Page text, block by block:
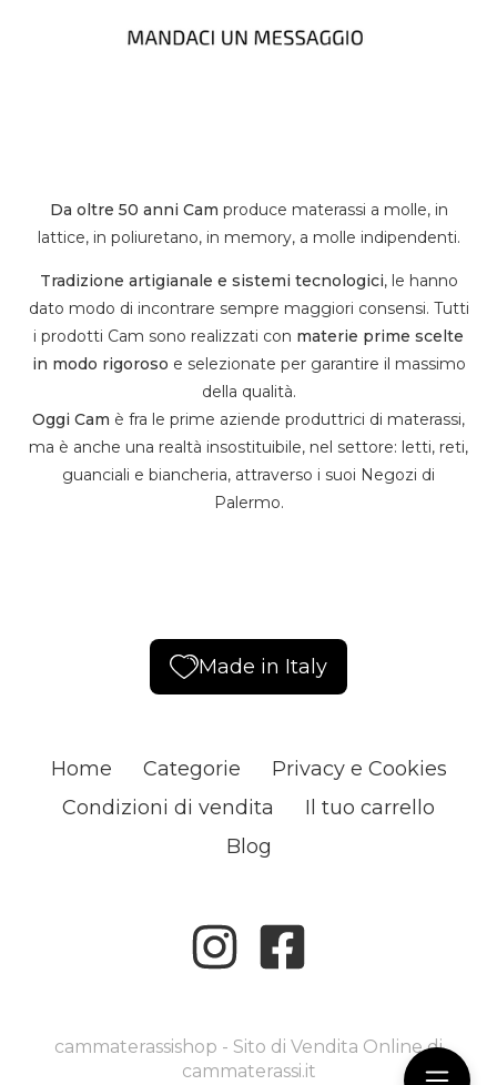
Da oltre 50 anni Cam produce materassi a molle, in
lattice, in poliuretano, in memory, a molle indipendenti.
Tradizione artigianale e sistemi tecnologici, le hanno
dato modo di incontrare sempre maggiori consensi. Tutti
i prodotti Cam sono realizzati con materie prime scelte
in modo rigoroso e selezionate per garantire il massimo
della qualità.
Oggi Cam è fra le prime aziende produttrici di materassi,
ma è anche una realtà insostituibile, nel settore: letti, reti,
guanciali e biancheria, attraverso i suoi Negozi di
Palermo.
Made in Italy
Home Categorie
Privacy e Cookies
Condizioni di vendita
Il tuo carrello
Blog
cammaterassishop - Sito di Vendita Online di
cammaterassi.it